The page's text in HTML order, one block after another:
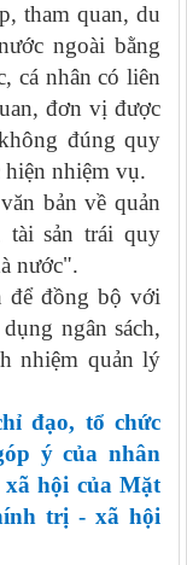
tham quan, du
ngoài bằng
cá nhân có liên
đơn vị được
đúng quy
nhiệm vụ.
bản về quản
tài sản trái quy
nước".
để đồng bộ với
ngân sách,
nhiệm quản lý
đạo, tổ chức
ý của nhân
xã hội của Mặt
trị - xã hội